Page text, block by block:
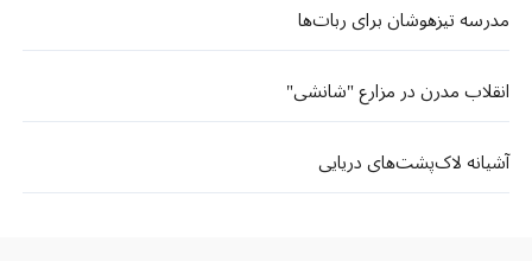
مدرسه تیزهوشان برای ربات‌ها
انقلاب مدرن در مزارع "شانشی"
آشیانه لاک‌پشت‌های دریایی